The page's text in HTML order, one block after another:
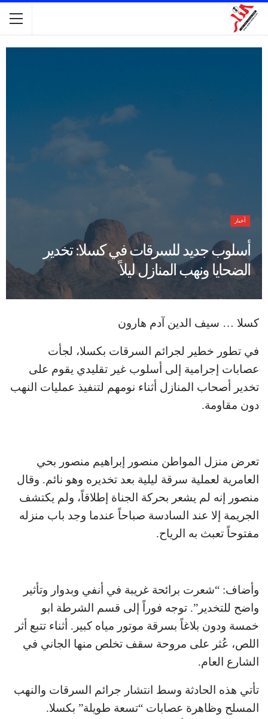
أخبار
أسلوب جديد للسرقات في كسلا: تخدير
الضحايا ونهب المنازل ليلاً
كسلا … سيف الدين آدم هارون
في تطور خطير لجرائم السرقات بكسلا، لجأت
عصابات إجرامية إلى أسلوب غير تقليدي يقوم على
تخدير أصحاب المنازل أثناء نومهم لتنفيذ عمليات النهب
دون مقاومة.
تعرض منزل المواطن منصور إبراهيم منصور بحي
العامرية لعملية سرقة ليلية بعد تخديره وهو نائم. وقال
منصور إنه لم يشعر بحركة الجناة إطلاقاً، ولم يكتشف
الجريمة إلا عند السادسة صباحاً عندما وجد باب منزله
مفتوحاً تعبث به الرياح.
وأضاف: “شعرت برائحة غريبة في أنفي وبدوار وتأثير
واضح للتخدير”. توجه فوراً إلى قسم الشرطة ابو
خمسة ودون بلاغاً بسرقة موتور مياه كبير. أثناء تتبع أثر
اللص، عُثر على مروحة سقف تخلص منها الجاني في
الشارع العام.
تأتي هذه الحادثة وسط انتشار جرائم السرقات والنهب
المسلح وظاهرة عصابات “تسعة طويلة” بكسلا.